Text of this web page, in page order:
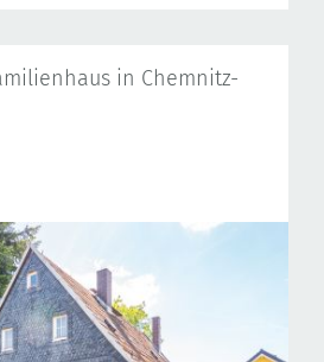
in Chemnitz-